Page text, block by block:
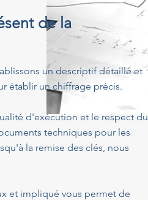
de la
un descriptif détaillé et
établir un chiffrage précis.
d'exécution et le respect du
techniques pour les
la remise des clés, nous
et impliqué vous permet de